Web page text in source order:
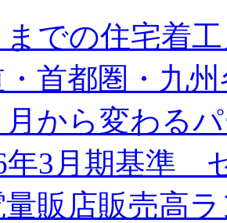
までの住宅着
首都圏・九
月から変わ
年3月期基準
量販店販売高